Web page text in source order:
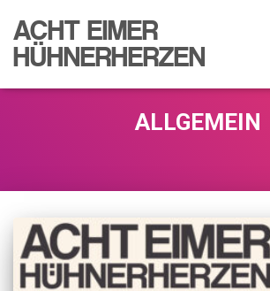
ACHT EIMER
HÜHNERHERZEN
ALLGEMEIN